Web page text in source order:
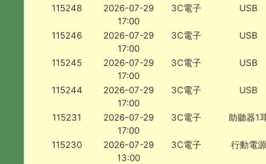
115248
2026-07-29
17:00
3C電子 USB
115246
2026-07-29
17:00
3C電子 USB
115245
2026-07-29
17:00
3C電子 USB
115244
2026-07-29
17:00
3C電子 USB
115231
2026-07-29
17:00
3C電子 助聽器1
115230
2026-07-29
13:00
3C電子 行動電源